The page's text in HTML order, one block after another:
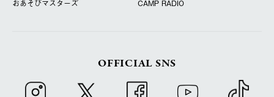
おあそびマスターズ
CAMP RADIO
OFFICIAL SNS